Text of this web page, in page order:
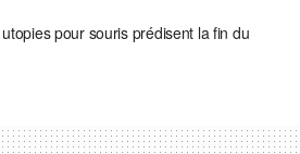
pour souris prédisent la fin du